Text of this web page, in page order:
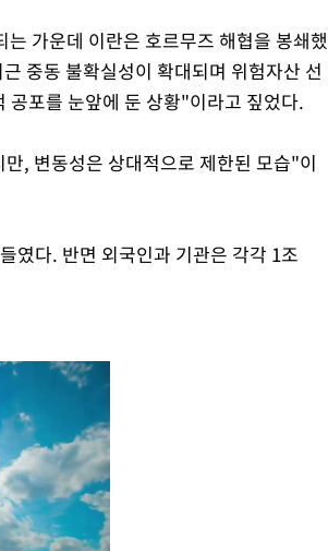
가운데 이란은 호르무즈 해협을 봉쇄했
중동 불확실성이 확대되며 위험자산 선
포를 눈앞에 둔 상황"이라고 짚었다.
, 변동성은 상대적으로 제한된 모습"이
였다. 반면 외국인과 기관은 각각 1조